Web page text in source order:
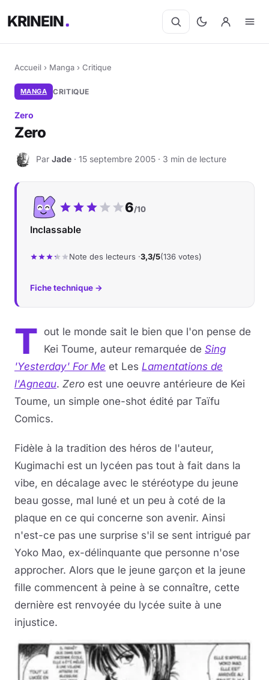
KRINEIN
Accueil › Manga › Critique
MANGA CRITIQUE
Zero
Zero
J Par Jade · 15 septembre 2005 · 3 min de lecture
Notre note :
6/10
Inclassable
Note des lecteurs ·3,3/5(136 votes)
Fiche technique →
T out le monde sait le bien que l'on pense de
Kei Toume, auteur remarquée de Sing
'Yesterday' For Me et Les Lamentations de
l'Agneau. Zero est une oeuvre antérieure de Kei
Toume, un simple one-shot édité par Taïfu
Comics.
Fidèle à la tradition des héros de l'auteur,
Kugimachi est un lycéen pas tout à fait dans la
vibe, en décalage avec le stéréotype du jeune
beau gosse, mal luné et un peu à coté de la
plaque en ce qui concerne son avenir. Ainsi
n'est-ce pas une surprise s'il se sent intrigué par
Yoko Mao, ex-délinquante que personne n'ose
approcher. Alors que le jeune garçon et la jeune
fille commencent à peine à se connaître, cette
dernière est renvoyée du lycée suite à une
injustice.